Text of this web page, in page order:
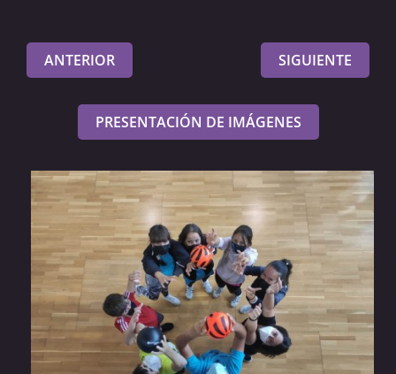
ANTERIOR SIGUIENTE
PRESENTACIÓN DE IMÁGENES